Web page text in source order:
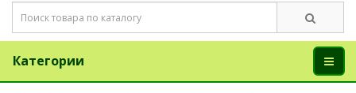
Категории